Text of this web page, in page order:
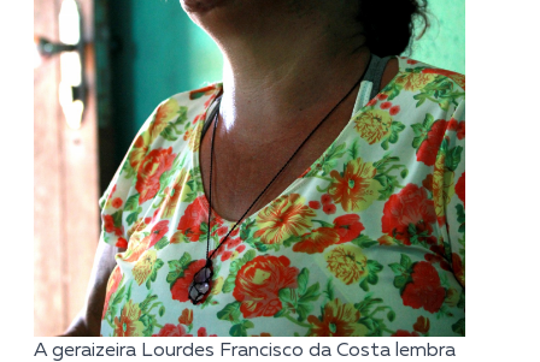
A geraizeira Lourdes Francisco da Costa lembra